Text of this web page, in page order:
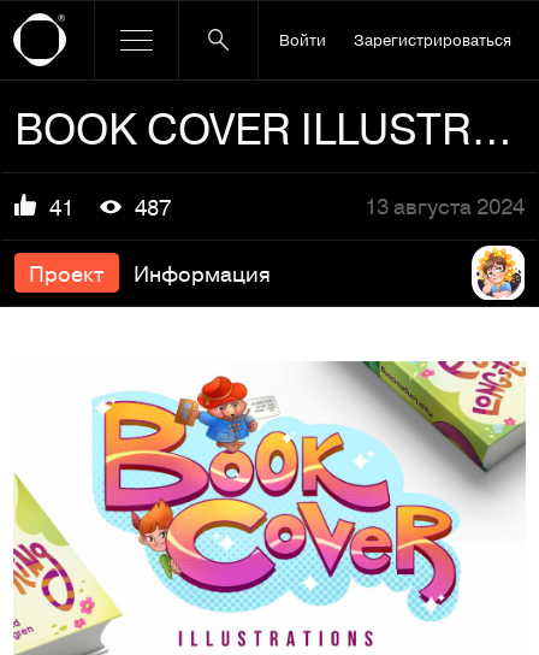
Войти Зарегистрироваться
BOOK COVER ILLUSTRATIONS & lettering
41 487 13 августа 2024
Проект Информация